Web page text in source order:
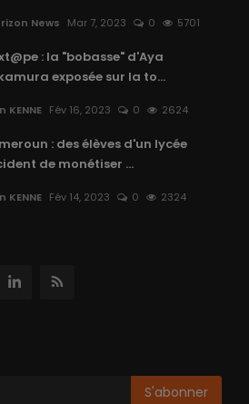
News Mar 7, 2023 0 5701
: la "bobasse" d'Aya
exposée sur la to...
KENNE Fév 16, 2023 0 2624
: des élèves d'un lycée
de monétiser ...
KENNE Fév 14, 2023 0 2324
S'abonner